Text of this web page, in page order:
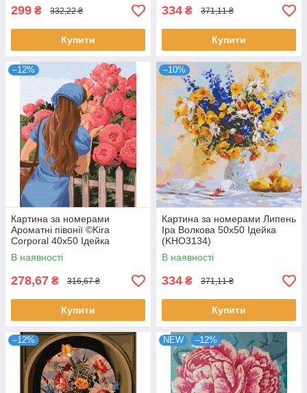
299 ₴ 332,22 ₴
Купити
334 ₴ 371,11 ₴
Купити
–12%
Картина за номерами
Ароматні півонії ©Kira
Corporal 40х50 Ідейка
(KHO4991)
В наявності
278,67 ₴ 316,67 ₴
Купити
–10%
Картина за номерами Липень
Іра Волкова 50х50 Ідейка
(KHO3134)
В наявності
334 ₴ 371,11 ₴
Купити
–12% NEW –12%